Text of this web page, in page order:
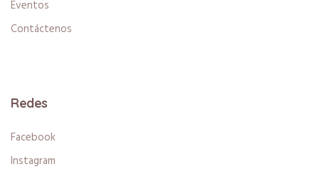
Eventos
Contáctenos
Redes
Facebook
Instagram